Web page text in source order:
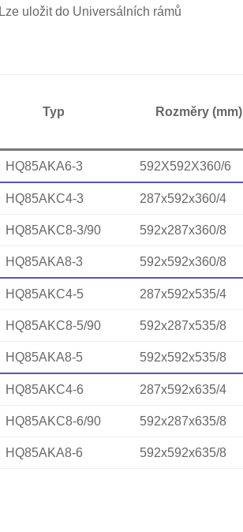
Lze uložit do Universálních rámů
Typ Rozměry (mm)
HQ85AKA6-3 592X592X360/6
HQ85AKC4-3 287x592x360/4
HQ85AKC8-3/90 592x287x360/8
HQ85AKA8-3 592x592x360/8
HQ85AKC4-5 287x592x535/4
HQ85AKC8-5/90 592x287x535/8
HQ85AKA8-5 592x592x535/8
HQ85AKC4-6 287x592x635/4
HQ85AKC8-6/90 592x287x635/8
HQ85AKA8-6 592x592x635/8